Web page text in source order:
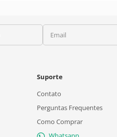
Email
Suporte
Contato
Perguntas Frequentes
Como Comprar